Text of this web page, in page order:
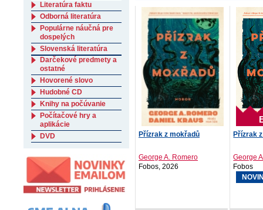
Přízrak z mokřadů
George A. Romero
Fobos, 2026
Přízrak
George
Fobos
Literatúra faktu
Odborná literatúra
Populárne náučná pre
dospelých
Slovenská literatúra
Darčekové predmety a
ostatné
Hovorené slovo
Hudobné CD
Knihy na počúvanie
Počítačové hry a
aplikácie
DVD